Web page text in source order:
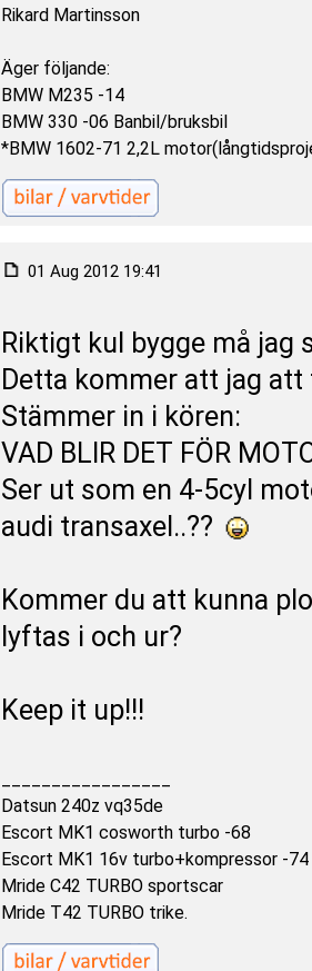
Rikard Martinsson
Äger följande:
BMW M235 -14
BMW 330 -06 Banbil/bruksbil
*BMW 1602-71 2,2L
01 Aug 2012 19:41
Riktigt kul bygge må jag
Detta kommer att jag att
Stämmer in i kören:
VAD BLIR DET FÖR
Ser ut som en 4-5cyl
audi transaxel..??
Kommer du att kunna
lyftas i och ur?
Keep it up!!!
Datsun 240z vq35de
Escort MK1 cosworth turbo -68
Escort MK1 16v turbo+kompressor -74
Mride C42 TURBO sportscar
Mride T42 TURBO trike.